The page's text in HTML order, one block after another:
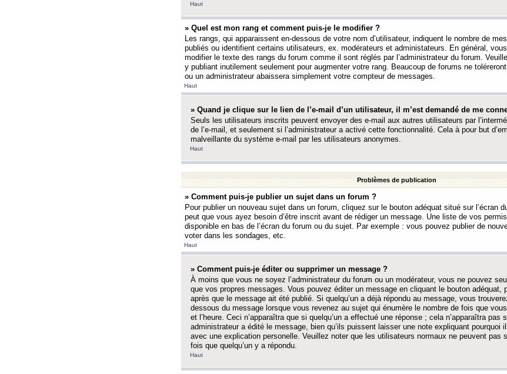
Haut
» Quel est mon rang et comment puis-je le modifier ?
Les rangs, qui apparaissent en-dessous de votre nom d’utilisateur, indiquent le nombre de
publiés ou identifient certains utilisateurs, ex. modérateurs et administateurs. En général,
modifier le texte des rangs du forum comme il sont réglés par l’administrateur du forum.
y publiant inutilement seulement pour augmenter votre rang. Beaucoup de forums ne
ou un administrateur abaissera simplement votre compteur de messages.
Haut
» Quand je clique sur le lien de l’e-mail d’un utilisateur, il m’est demandé de me
Seuls les utilisateurs inscrits peuvent envoyer des e-mail aux autres utilisateurs par
de l’e-mail, et seulement si l’administrateur a activé cette fonctionnalité. Cela à pour but
malveillante du système e-mail par les utilisateurs anonymes.
Haut
Problèmes de publication
» Comment puis-je publier un sujet dans un forum ?
Pour publier un nouveau sujet dans un forum, cliquez sur le bouton adéquat situé sur l’écran
peut que vous ayez besoin d’être inscrit avant de rédiger un message. Une liste de vos
disponible en bas de l’écran du forum ou du sujet. Par exemple : vous pouvez publier de
voter dans les sondages, etc.
Haut
» Comment puis-je éditer ou supprimer un message ?
À moins que vous ne soyez l’administrateur du forum ou un modérateur, vous ne pouvez
que vos propres messages. Vous pouvez éditer un message en cliquant le bouton adéquat,
après que le message ait été publié. Si quelqu’un a déjà répondu au message, vous
dessous du message lorsque vous revenez au sujet qui énumère le nombre de fois que
et l’heure. Ceci n’apparaîtra que si quelqu’un a effectué une réponse ; cela n’apparaîtra pas
administrateur a édité le message, bien qu’ils puissent laisser une note expliquant pourquoi
avec une explication personelle. Veuillez noter que les utilisateurs normaux ne peuvent pas
fois que quelqu’un y a répondu.
Haut